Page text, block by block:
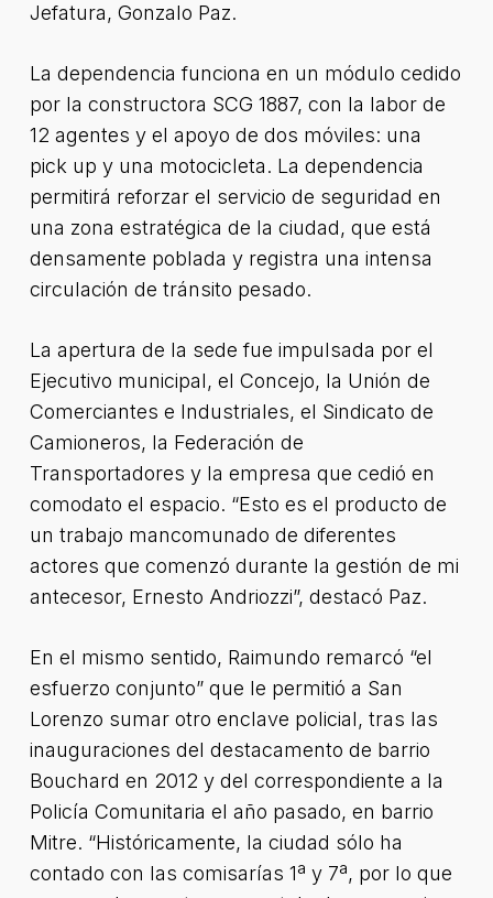
Jefatura, Gonzalo Paz.
La dependencia funciona en un módulo cedido
por la constructora SCG 1887, con la labor de
12 agentes y el apoyo de dos móviles: una
pick up y una motocicleta. La dependencia
permitirá reforzar el servicio de seguridad en
una zona estratégica de la ciudad, que está
densamente poblada y registra una intensa
circulación de tránsito pesado.
La apertura de la sede fue impulsada por el
Ejecutivo municipal, el Concejo, la Unión de
Comerciantes e Industriales, el Sindicato de
Camioneros, la Federación de
Transportadores y la empresa que cedió en
comodato el espacio. “Esto es el producto de
un trabajo mancomunado de diferentes
actores que comenzó durante la gestión de mi
antecesor, Ernesto Andriozzi”, destacó Paz.
En el mismo sentido, Raimundo remarcó “el
esfuerzo conjunto” que le permitió a San
Lorenzo sumar otro enclave policial, tras las
inauguraciones del destacamento de barrio
Bouchard en 2012 y del correspondiente a la
Policía Comunitaria el año pasado, en barrio
Mitre. “Históricamente, la ciudad sólo ha
contado con las comisarías 1ª y 7ª, por lo que